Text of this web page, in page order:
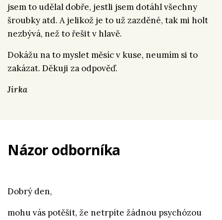
jsem to udělal dobře, jestli jsem dotáhl všechny
šroubky atd. A jelikož je to už zazděné, tak mi holt
nezbývá, než to řešit v hlavě.
Dokážu na to myslet měsíc v kuse, neumím si to
zakázat. Děkuji za odpověď.
Jirka
Názor odborníka
Dobrý den,
mohu vás potěšit, že netrpíte žádnou psychózou